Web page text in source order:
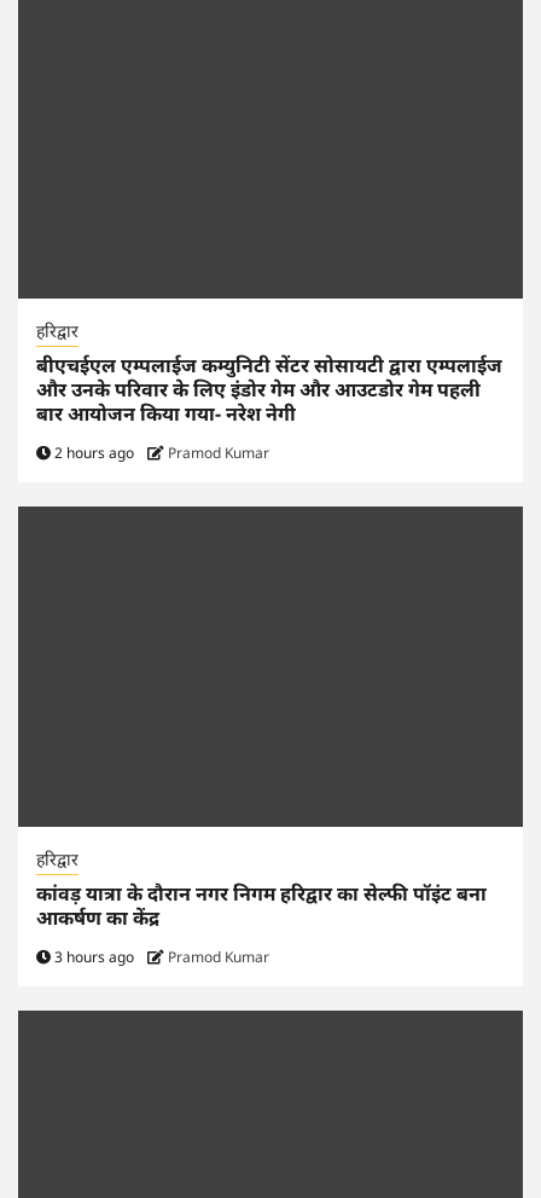
हरिद्वार
बीएचईएल एम्पलाईज कम्युनिटी सेंटर सोसायटी द्वारा एम्पलाईज
और उनके परिवार के लिए इंडोर गेम और आउटडोर गेम पहली
बार आयोजन किया गया- नरेश नेगी
2 hours ago Pramod Kumar
हरिद्वार
कांवड़ यात्रा के दौरान नगर निगम हरिद्वार का सेल्फी पॉइंट बना
आकर्षण का केंद्र
3 hours ago Pramod Kumar